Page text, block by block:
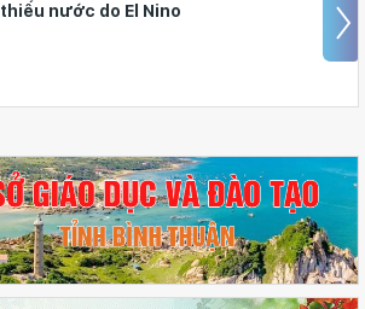
thiếu nước do El Nino